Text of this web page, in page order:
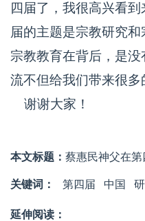
四届了，我很高兴看
届的主题是宗教研究
宗教教育在背后，是
流不但给我们带来很多
谢谢大家！
本文标题： 蔡惠民神父在第
关键词： 第四届 中国
延伸阅读：